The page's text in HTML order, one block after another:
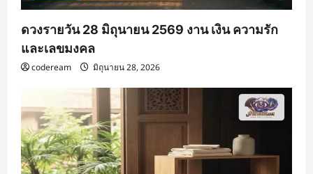
ดวงรายวัน 28 มิถุนายน 2569 งาน เงิน ความรัก
และเลขมงคล
codeream มิถุนายน 28, 2026